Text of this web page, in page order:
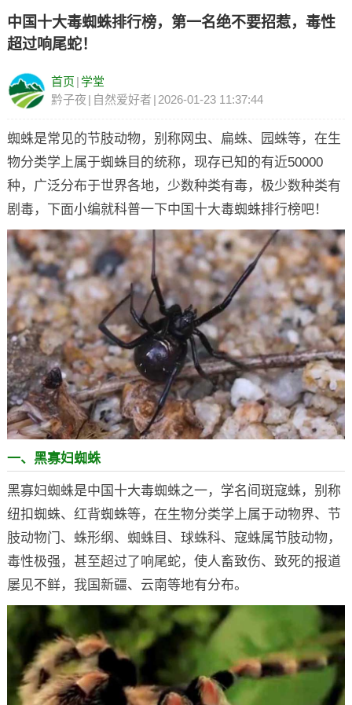
中国十大毒蜘蛛排行榜，第一名绝不要招惹，毒性
超过响尾蛇！
首页 |学堂
黔子夜 | 自然爱好者 | 2026-01-23 11:37:44
蜘蛛是常见的节肢动物，别称网虫、扁蛛、园蛛等，在生
物分类学上属于蜘蛛目的统称，现存已知的有近50000
种，广泛分布于世界各地，少数种类有毒，极少数种类有
剧毒，下面小编就科普一下中国十大毒蜘蛛排行榜吧！
一、黑寡妇蜘蛛
黑寡妇蜘蛛是中国十大毒蜘蛛之一，学名间斑寇蛛，别称
纽扣蜘蛛、红背蜘蛛等，在生物分类学上属于动物界、节
肢动物门、蛛形纲、蜘蛛目、球蛛科、寇蛛属节肢动物，
毒性极强，甚至超过了响尾蛇，使人畜致伤、致死的报道
屡见不鲜，我国新疆、云南等地有分布。